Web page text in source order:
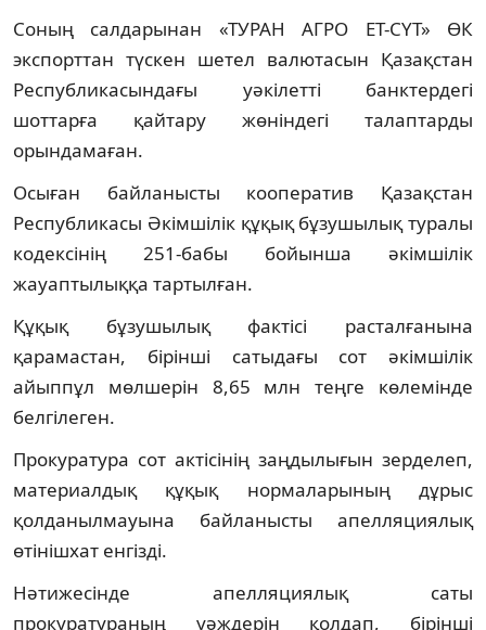
Соның салдарынан «ТУРАН АГРО ЕТ-СҮТ» ӨК
экспорттан түскен шетел валютасын Қазақстан
Республикасындағы уәкілетті банктердегі
шоттарға қайтару жөніндегі талаптарды
орындамаған.
Осыған байланысты кооператив Қазақстан
Республикасы Әкімшілік құқық бұзушылық туралы
кодексінің 251-бабы бойынша әкімшілік
жауаптылыққа тартылған.
Құқық бұзушылық фактісі расталғанына
қарамастан, бірінші сатыдағы сот әкімшілік
айыппұл мөлшерін 8,65 млн теңге көлемінде
белгілеген.
Прокуратура сот актісінің заңдылығын зерделеп,
материалдық құқық нормаларының дұрыс
қолданылмауына байланысты апелляциялық
өтінішхат енгізді.
Нәтижесінде апелляциялық саты
прокуратураның уәждерін қолдап, бірінші